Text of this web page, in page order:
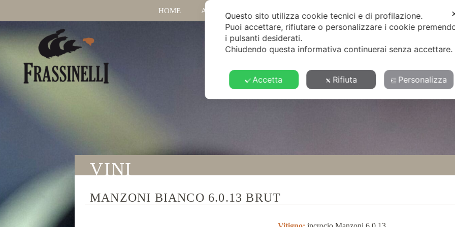
HOME AZIENDA
VINI
MANZONI BIANCO 6.0.13 BRUT
Questo sito utilizza cookie tecnici e di profilazione.
Puoi accettare, rifiutare o personalizzare i cookie
i pulsanti desiderati.
Chiudendo questa informativa continuerai senza accettare.
Accetta Rifiuta Personalizza